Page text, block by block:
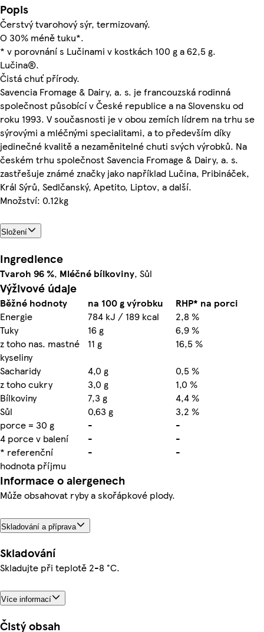
Popis
Čerstvý tvarohový sýr, termizovaný.
O 30% méně tuku*.
* v porovnání s Lučinami v kostkách 100 g a 62,5 g.
Lučina®.
Čistá chuť přírody.
Savencia Fromage & Dairy, a. s. je francouzská rodinná
společnost působící v České republice a na Slovensku od
roku 1993. V současnosti je v obou zemích lídrem na trhu se
sýrovými a mléčnými specialitami, a to především díky
jedinečné kvalitě a nezaměnitelné chuti svých výrobků. Na
českém trhu společnost Savencia Fromage & Dairy, a. s.
zastřešuje známé značky jako například Lučina, Pribináček,
Král Sýrů, Sedlčanský, Apetito, Liptov, a další.
Množství: 0.12kg
Složení
Ingredience
Tvaroh 96 %, Mléčné bílkoviny, Sůl
Výživové údaje
Běžné hodnoty na 100 g výrobku
RHP* na porci
Energie
784 kJ / 189 kcal
2,8 %
Tuky
16 g
6,9 %
z toho nas. mastné
kyseliny
11 g
16,5 %
Sacharidy
4,0 g
0,5 %
z toho cukry
3,0 g
1,0 %
Bílkoviny
7,3 g
4,4 %
Sůl
0,63 g
3,2 %
porce = 30 g
-
-
4 porce v balení
-
-
* referenční
hodnota příjmu
- -
Informace o alergenech
Může obsahovat ryby a skořápkové plody.
Skladování a příprava
Skladování
Skladujte při teplotě 2-8 °C.
Více informací
Čistý obsah